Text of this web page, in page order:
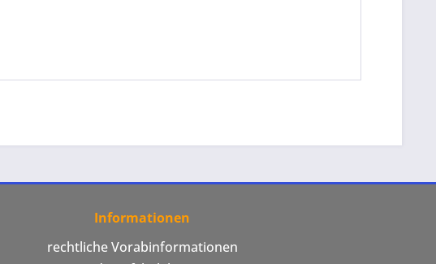
Informationen
rechtliche Vorabinformationen